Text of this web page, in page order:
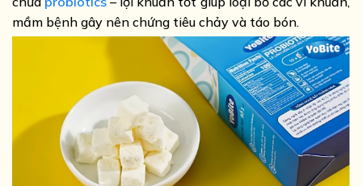
mầm bệnh gây nên chứng tiêu chảy và táo bón.